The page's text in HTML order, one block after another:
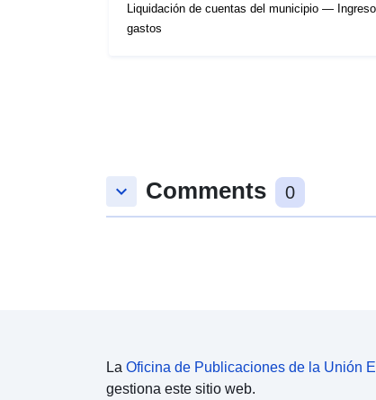
Liquidación de cuentas del municipio —
gastos
keyboard_arrow_down Comments 0
La Oficina de Publicaciones de la Unión
gestiona este sitio web.